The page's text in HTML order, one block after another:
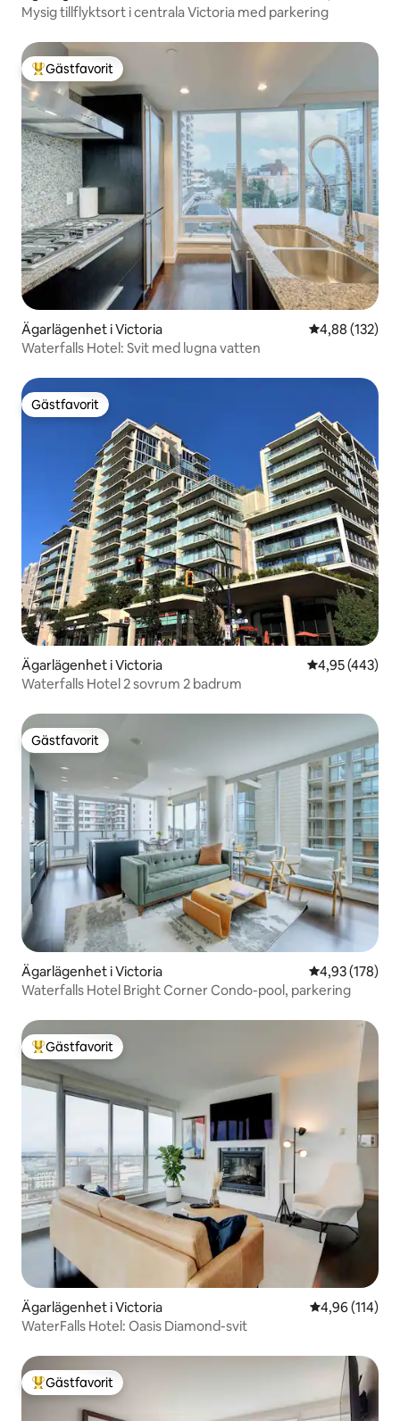
Mysig tillflyktsort i centrala Victoria med parkering
Populär gästfavorit
Gästfavorit
Ägarlägenhet i Victoria 4,88 av 5 i
4,88 (132)
Waterfalls Hotel: Svit med lugna vatten
Gästfavorit
Gästfavorit
Ägarlägenhet i Victoria 4,95 av 5 i
4,95 (443)
Waterfalls Hotel 2 sovrum 2 badrum
Gästfavorit
Gästfavorit
Ägarlägenhet i Victoria 4,93 av 5 i
4,93 (178)
Waterfalls Hotel Bright Corner Condo-pool, parkering
Populär gästfavorit
Gästfavorit
Ägarlägenhet i Victoria 4,96 av 5 i
4,96 (114)
WaterFalls Hotel: Oasis Diamond-svit
Populär gästfavorit
Gästfavorit